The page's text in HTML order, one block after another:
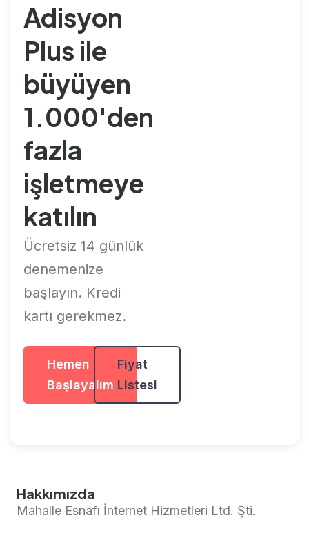
Adisyon
Plus ile
büyüyen
1.000'den
fazla
işletmeye
katılın
Ücretsiz 14 günlük
denemenize
başlayın. Kredi
kartı gerekmez.
Hemen
Başlayalım
Fiyat
Listesi
Hakkımızda
Mahalle Esnafı İnternet Hizmetleri Ltd. Şti.